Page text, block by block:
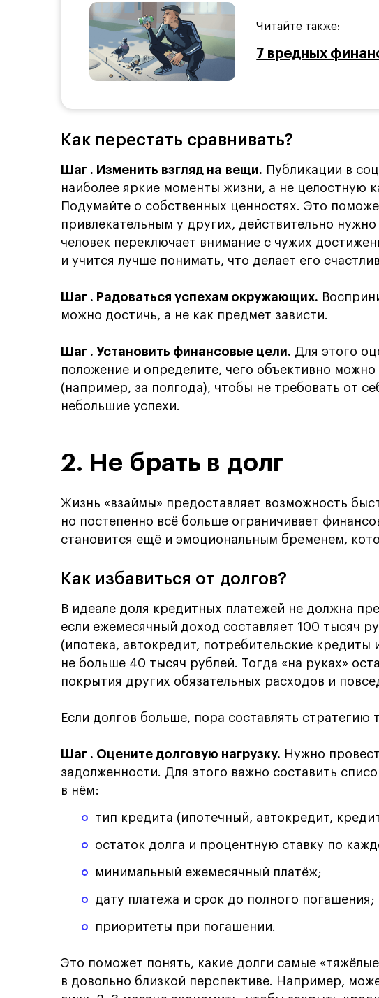
Читайте также:
7 вредных
Как перестать сравнивать?
Шаг . Изменить взгляд на вещи. Публикации в
наиболее яркие моменты жизни, а не целостную
Подумайте о собственных ценностях. Это
привлекательным у других, действительно
человек переключает внимание с чужих
и учится лучше понимать, что делает его
Шаг . Радоваться успехам окружающих.
можно достичь, а не как предмет зависти.
Шаг . Установить финансовые цели. Для этого
положение и определите, чего объективно
(например, за полгода), чтобы не требовать от
небольшие успехи.
2. Не брать в долг
Жизнь «взаймы» предоставляет возможность
но постепенно всё больше ограничивает
становится ещё и эмоциональным бременем,
Как избавиться от долгов?
В идеале доля кредитных платежей не должна
если ежемесячный доход составляет 100 тысяч
(ипотека, автокредит, потребительские кредиты
не больше 40 тысяч рублей. Тогда «на руках»
покрытия других обязательных расходов и
Если долгов больше, пора составлять стратегию
Шаг . Оцените долговую нагрузку. Нужно
задолженности. Для этого важно составить
в нём:
тип кредита (ипотечный, автокредит,
остаток долга и процентную ставку по
минимальный ежемесячный платёж;
дату платежа и срок до полного погашения;
приоритеты при погашении.
Это поможет понять, какие долги самые
в довольно близкой перспективе. Например,